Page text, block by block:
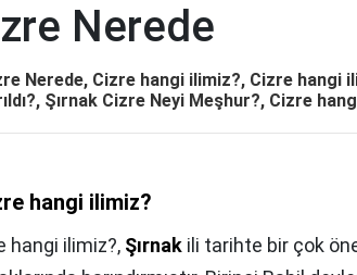
Nerede
Nerede, Cizre hangi ilimiz?, Cizre hangi
Şırnak Cizre Neyi Meşhur?, Cizre
hangi ilimiz?
hangi ilimiz?, Şırnak ili tarihte bir çok